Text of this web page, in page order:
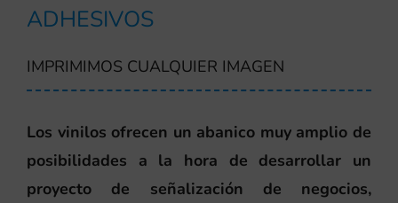
ADHESIVOS
IMPRIMIMOS CUALQUIER IMAGEN
Los vinilos ofrecen un abanico muy amplio de
posibilidades a la hora de desarrollar un
proyecto de señalización de negocios,